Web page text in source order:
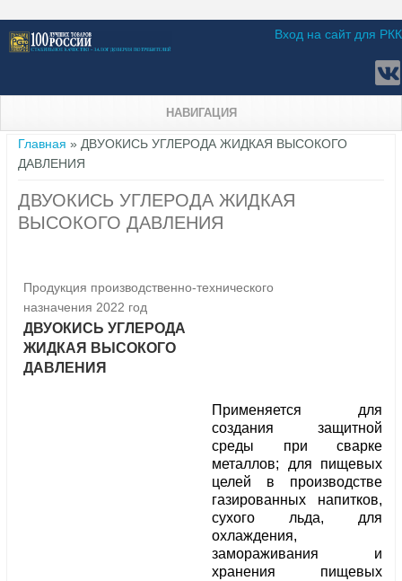
Вход на сайт для РКК
НАВИГАЦИЯ
Вы здесь
Главная » ДВУОКИСЬ УГЛЕРОДА ЖИДКАЯ ВЫСОКОГО
ДАВЛЕНИЯ
ДВУОКИСЬ УГЛЕРОДА ЖИДКАЯ
ВЫСОКОГО ДАВЛЕНИЯ
Продукция производственно-технического
назначения 2022 год
ДВУОКИСЬ УГЛЕРОДА
ЖИДКАЯ ВЫСОКОГО
ДАВЛЕНИЯ
Применяется для
создания защитной
среды при сварке
металлов; для пищевых
целей в производстве
газированных напитков,
сухого льда, для
охлаждения,
замораживания и
хранения пищевых